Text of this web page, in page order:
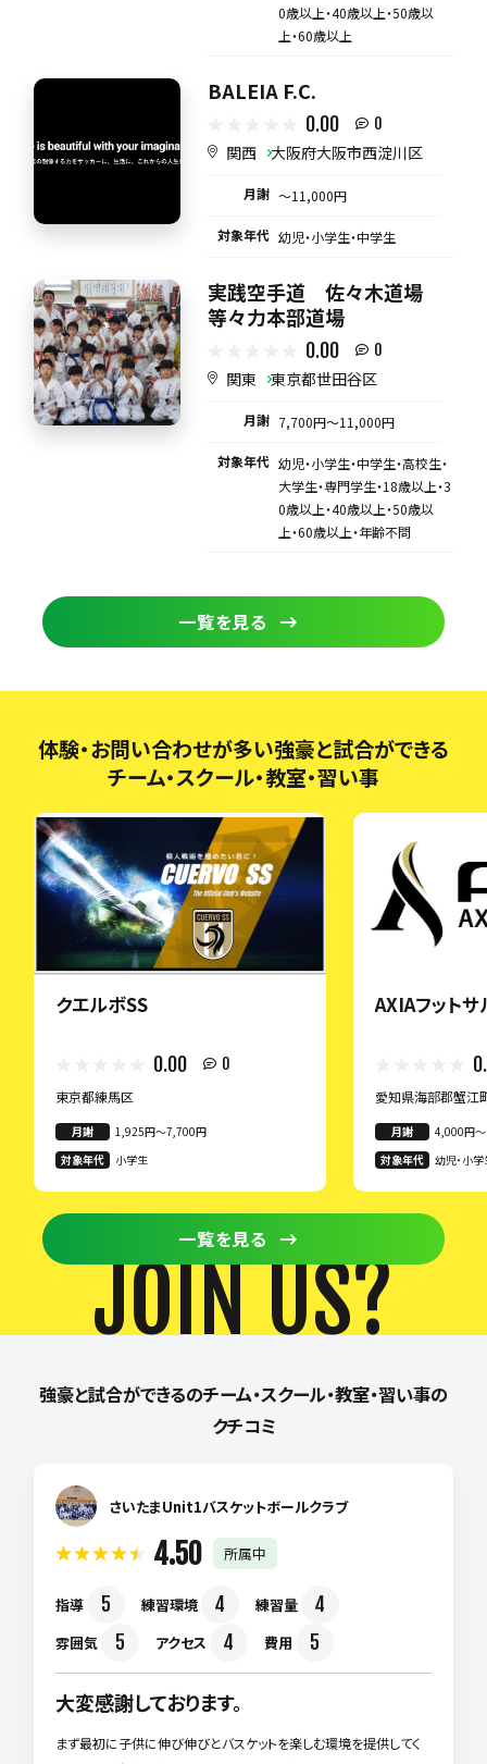
0歳以上・40歳以上・50歳以
上・60歳以上
BALEIA F.C.
0.00 0
関西 大阪府大阪市西淀川区
月謝 〜11,000円
対象年代 幼児・小学生・中学生
実践空手道 佐々木道場
等々力本部道場
0.00 0
関東 東京都世田谷区
月謝 7,700円〜11,000円
対象年代 幼児・小学生・中学生・高校生・
大学生・専門学生・18歳以上・3
0歳以上・40歳以上・50歳以
上・60歳以上・年齢不問
一覧を見る
体験・お問い合わせが多い強豪と試合ができる
チーム・スクール・教室・習い事
クエルボSS
0.00
0
東京都練馬区
月謝
1,925円〜7,700円
対象年代
小学生
AXIAフット
愛知県海部郡蟹江
月謝
4,000円
対象年代
幼児・小
一覧を見る
JOIN US?
強豪と試合ができるのチーム・スクール・教室・習い事の
クチコミ
さいたまUnit1バスケットボールクラブ
4.50 所属中
指導 5 練習環境 4 練習量 4
雰囲気 5 アクセス 4 費用 5
大変感謝しております。
まず最初に子供に伸び伸びとバスケットを楽しむ環境を提供してく